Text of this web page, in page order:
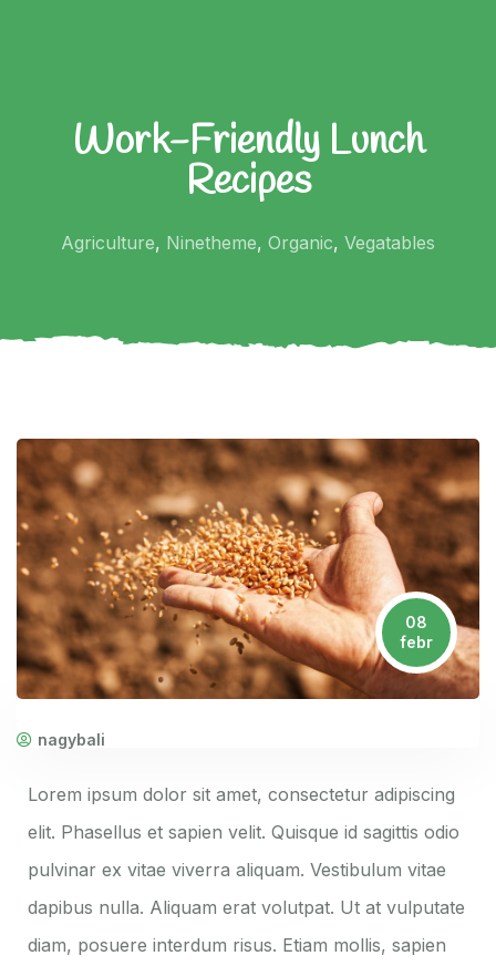
Work-Friendly Lunch
Recipes
Agriculture, Ninetheme, Organic, Vegatables
08
febr
nagybali
Lorem ipsum dolor sit amet, consectetur adipiscing
elit. Phasellus et sapien velit. Quisque id sagittis odio
pulvinar ex vitae viverra aliquam. Vestibulum vitae
dapibus nulla. Aliquam erat volutpat. Ut at vulputate
diam, posuere interdum risus. Etiam mollis, sapien